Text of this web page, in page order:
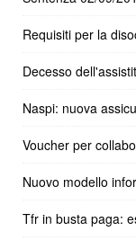
Requisiti per la
Decesso
Naspi: nuova
Voucher per
Nuovo modello
Tfr in busta paga: